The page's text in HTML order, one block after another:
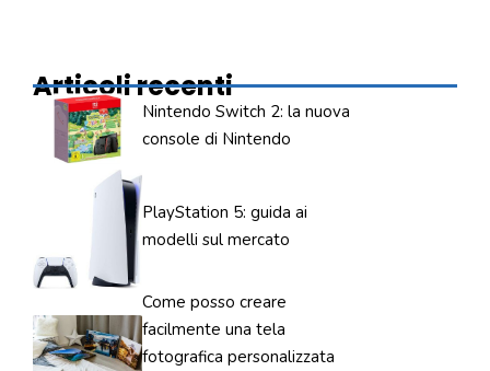
Articoli recenti
Nintendo Switch 2: la nuova
console di Nintendo
PlayStation 5: guida ai
modelli sul mercato
Come posso creare
facilmente una tela
fotografica personalizzata